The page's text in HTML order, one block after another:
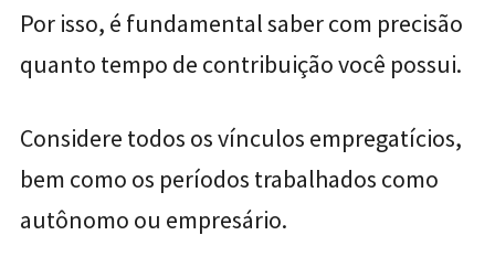
Por isso, é fundamental saber com precisão
quanto tempo de contribuição você possui.
Considere todos os vínculos empregatícios,
bem como os períodos trabalhados como
autônomo ou empresário.